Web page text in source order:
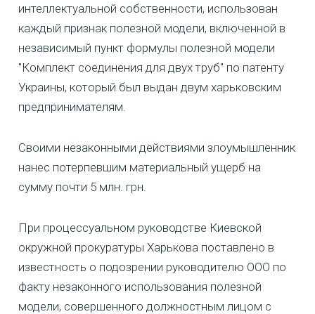
интеллектуальной собственности, использован
каждый признак полезной модели, включенной в
независимый пункт формулы полезной модели
"Комплект соединения для двух труб" по патенту
Украины, который был выдан двум харьковским
предпринимателям.
Своими незаконными действиями злоумышленник
нанес потерпевшим материальный ущерб на
сумму почти 5 млн. грн.
При процессуальном руководстве Киевской
окружной прокуратуры Харькова поставлено в
известность о подозрении руководителю ООО по
факту незаконного использования полезной
модели, совершенного должностным лицом с